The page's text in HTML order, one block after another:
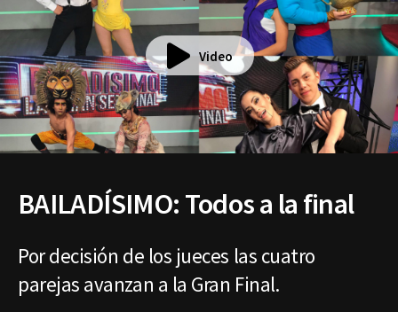
Video
BAILADÍSIMO: Todos a la final
Por decisión de los jueces las cuatro
parejas avanzan a la Gran Final.